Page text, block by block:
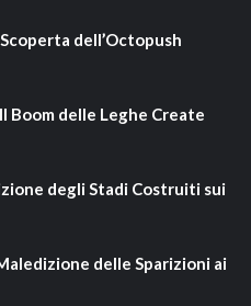
dell’Octopush
Boom delle Leghe Create
degli Stadi Costruiti sui
delle Sparizioni ai